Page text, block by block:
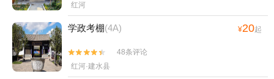
红河
学政考棚(4A) ¥20起


48条评论
红河·建水县